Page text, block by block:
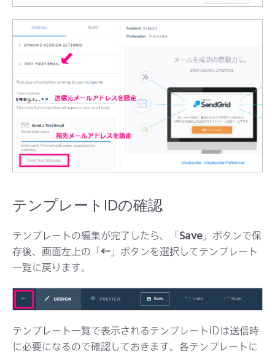
テンプレートIDの確認
テンプレートの編集が完了したら、「Save 」ボタンで保
存後、画面左上の「← 」ボタンを選択してテンプレート
一覧に戻ります。
テンプレート一覧で表示されるテンプレートIDは送信時
に必要になるので確認しておきます。各テンプレートに